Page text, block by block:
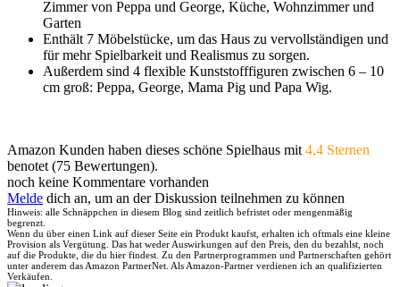
Zimmer von Peppa und George, Küche, Wohnzimmer und
Garten
Enthält 7 Möbelstücke, um das Haus zu vervollständigen und
für mehr Spielbarkeit und Realismus zu sorgen.
Außerdem sind 4 flexible Kunststofffiguren zwischen 6 – 10
cm groß: Peppa, George, Mama Pig und Papa Wig.
Amazon Kunden haben dieses schöne Spielhaus mit 4,4 Sternen
benotet (75 Bewertungen).
noch keine Kommentare vorhanden
Melde dich an, um an der Diskussion teilnehmen zu können
Hinweis: alle Schnäppchen in diesem Blog sind zeitlich befristet oder mengenmäßig
begrenzt.
Wenn du über einen Link auf dieser Seite ein Produkt kaufst, erhalten ich oftmals eine kleine
Provision als Vergütung. Das hat weder Auswirkungen auf den Preis, den du bezahlst, noch
auf die Produkte, die du hier findest. Zu den Partnerprogrammen und Partnerschaften gehört
unter anderem das Amazon PartnerNet. Als Amazon-Partner verdienen ich an qualifizierten
Verkäufen.